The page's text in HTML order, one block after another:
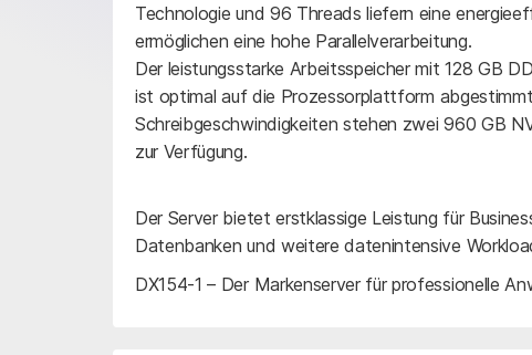
Technologie und 96 Threads liefern eine
ermöglichen eine hohe Parallelverarbeitung.
Der leistungsstarke Arbeitsspeicher mit 128 GB
ist optimal auf die Prozessorplattform
Schreibgeschwindigkeiten stehen zwei 960 GB
zur Verfügung.
Der Server bietet erstklassige Leistung für
Datenbanken und weitere datenintensive
DX154-1 – Der Markenserver für professionelle